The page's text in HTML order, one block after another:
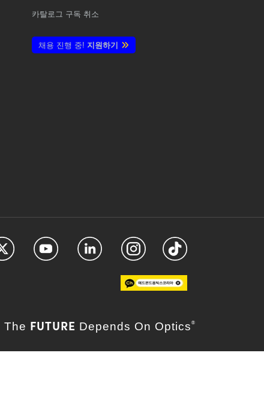
카탈로그 구독 취소
채용 진행 중! 지원하기
The FUTURE Depends On Optics ®